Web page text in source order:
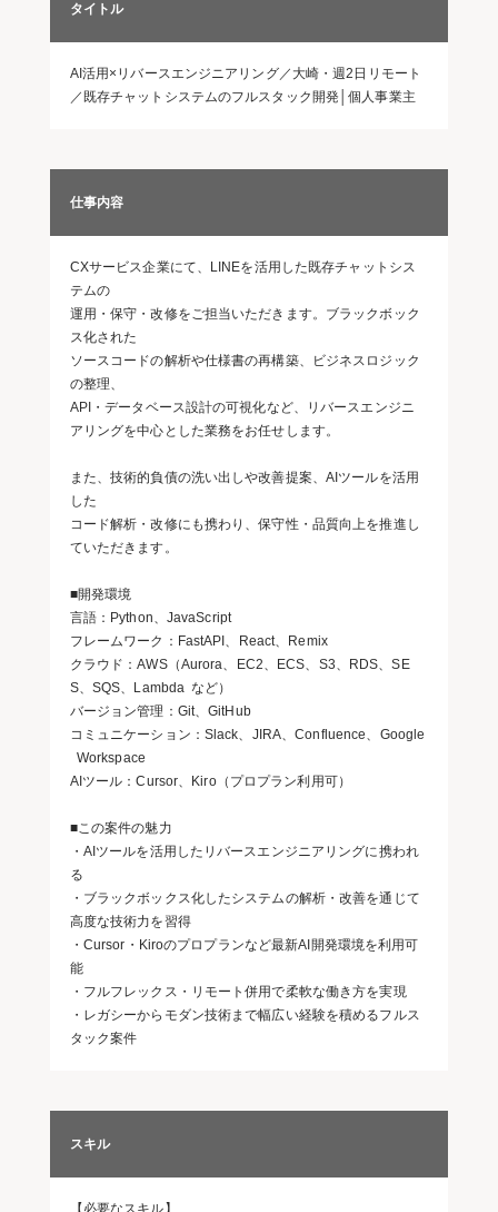
タイトル
AI活用×リバースエンジニアリング／大崎・週2日リモート
／既存チャットシステムのフルスタック開発│個人事業主
仕事内容
CXサービス企業にて、LINEを活用した既存チャットシス
テムの
運用・保守・改修をご担当いただきます。ブラックボック
ス化された
ソースコードの解析や仕様書の再構築、ビジネスロジック
の整理、
API・データベース設計の可視化など、リバースエンジニ
アリングを中心とした業務をお任せします。
また、技術的負債の洗い出しや改善提案、AIツールを活用
した
コード解析・改修にも携わり、保守性・品質向上を推進し
ていただきます。
■開発環境
言語：Python、JavaScript
フレームワーク：FastAPI、React、Remix
クラウド：AWS（Aurora、EC2、ECS、S3、RDS、SE
S、SQS、Lambda など）
バージョン管理：Git、GitHub
コミュニケーション：Slack、JIRA、Confluence、Google
Workspace
AIツール：Cursor、Kiro（プロプラン利用可）
■この案件の魅力
・AIツールを活用したリバースエンジニアリングに携われ
る
・ブラックボックス化したシステムの解析・改善を通じて
高度な技術力を習得
・Cursor・Kiroのプロプランなど最新AI開発環境を利用可
能
・フルフレックス・リモート併用で柔軟な働き方を実現
・レガシーからモダン技術まで幅広い経験を積めるフルス
タック案件
スキル
【必要なスキル】